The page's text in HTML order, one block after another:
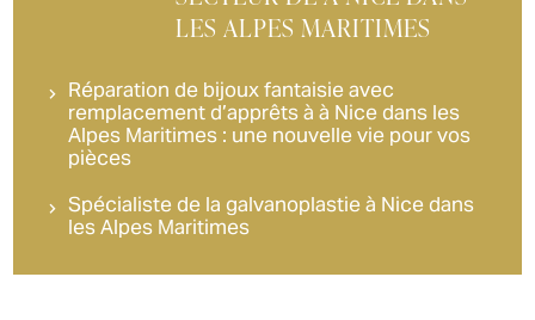
LES ALPES MARITIMES
Réparation de bijoux fantaisie avec
remplacement d’apprêts à à Nice dans les
Alpes Maritimes : une nouvelle vie pour vos
pièces
Spécialiste de la galvanoplastie à Nice dans
les Alpes Maritimes